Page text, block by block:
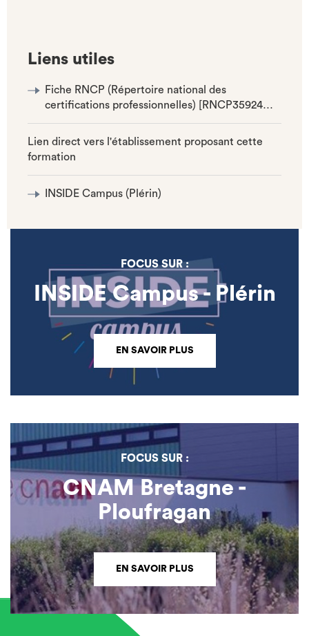
Liens utiles
Fiche RNCP (Répertoire national des
certifications professionnelles) [RNCP35924…
Lien direct vers l'établissement proposant cette
formation
INSIDE Campus (Plérin)
FOCUS SUR :
INSIDE Campus - Plérin
EN SAVOIR PLUS
FOCUS SUR :
CNAM Bretagne -
Ploufragan
EN SAVOIR PLUS